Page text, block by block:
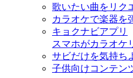
歌いたい曲をリク
カラオケで楽器を
キョクナビアプリ
スマホがカラオケ
サビだけを気持ち
子供向けコンテン